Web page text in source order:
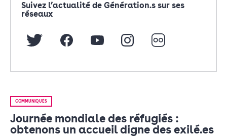
Suivez l’actualité de Génération.s sur ses
réseaux
COMMUNIQUÉS
Journée mondiale des réfugiés :
obtenons un accueil digne des exilé.es